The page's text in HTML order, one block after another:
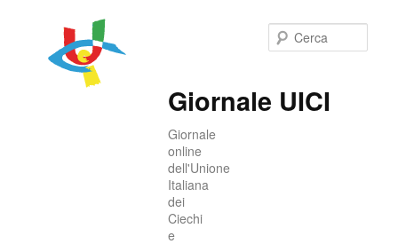
Giornale UICI
Giornale
online
dell'Unione
Italiana
dei
Ciechi
e